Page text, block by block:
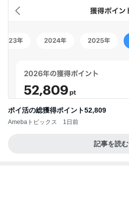
ポイ活の総獲得ポイント52,809
Amebaトピックス 1日前
記事を読む